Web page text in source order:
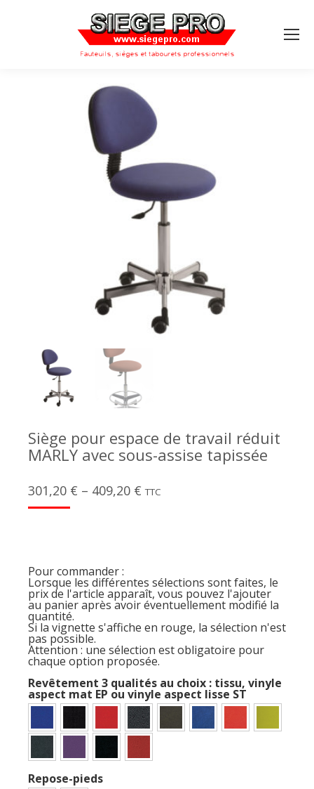
Siège pour espace de travail réduit
MARLY avec sous-assise tapissée
301,20 € – 409,20 € TTC
Pour commander :
Lorsque les différentes sélections sont faites, le
prix de l'article apparaît, vous pouvez l'ajouter
au panier après avoir éventuellement modifié la
quantité.
Si la vignette s'affiche en rouge, la sélection n'est
pas possible.
Attention : une sélection est obligatoire pour
chaque option proposée.
Revêtement 3 qualités au choix : tissu, vinyle
aspect mat EP ou vinyle aspect lisse ST
Repose-pieds